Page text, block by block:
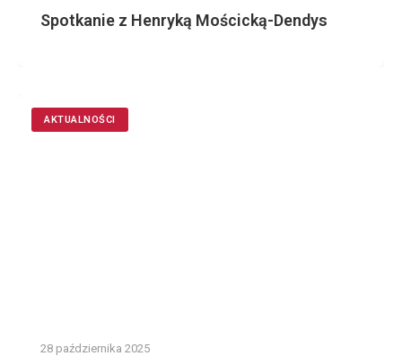
Spotkanie z Henryką Mościcką-Dendys
AKTUALNOŚCI
28 października 2025